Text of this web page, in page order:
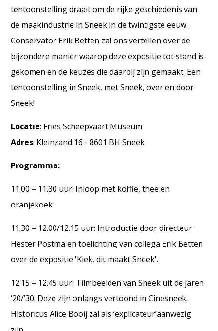
tentoonstelling draait om de rijke geschiedenis van
de maakindustrie in Sneek in de twintigste eeuw.
Conservator Erik Betten zal ons vertellen over de
bijzondere manier waarop deze expositie tot stand is
gekomen en de keuzes die daarbij zijn gemaakt. Een
tentoonstelling in Sneek, met Sneek, over en door
Sneek!
Locatie: Fries Scheepvaart Museum
Adres: Kleinzand 16 - 8601 BH Sneek
Programma:
11.00 – 11.30 uur: Inloop met koffie, thee en
oranjekoek
11.30 – 12.00/12.15 uur: Introductie door directeur
Hester Postma en toelichting van collega Erik Betten
over de expositie 'Kiek, dit maakt Sneek'.
12.15 – 12.45 uur: Filmbeelden van Sneek uit de jaren
‘20/’30. Deze zijn onlangs vertoond in Cinesneek.
Historicus Alice Booij zal als ‘explicateur’aanwezig